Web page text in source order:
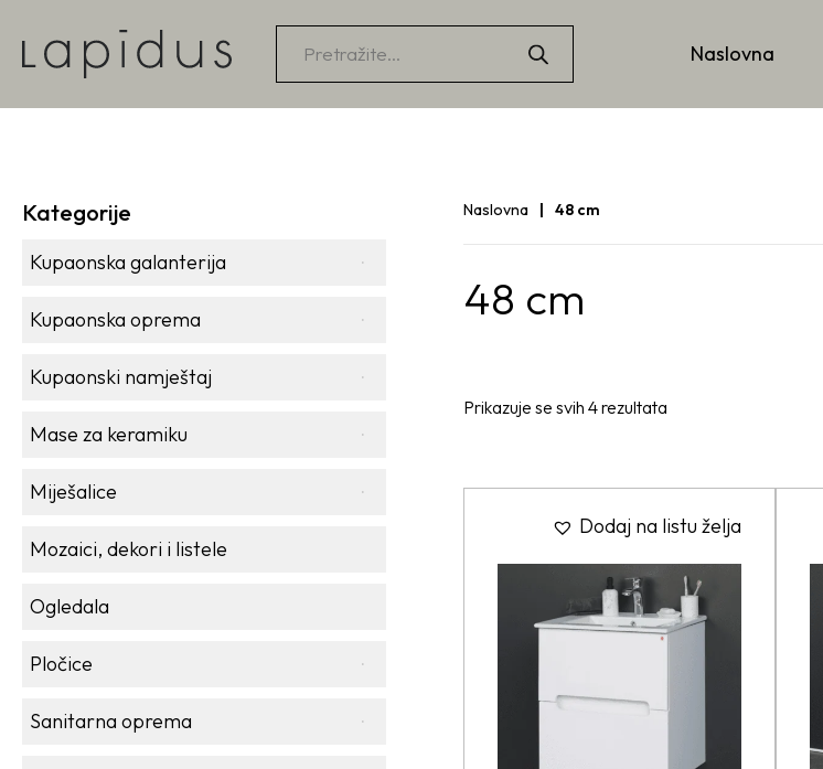
Products
search
Naslovna
Kategorije
Kupaonska galanterija
Kupaonska oprema
Kupaonski namještaj
Mase za keramiku
Miješalice
Mozaici, dekori i listele
Ogledala
Pločice
Sanitarna oprema
Naslovna 48 cm
48 cm
Prikazuje se svih 4 rezultata
Dodaj na listu želja